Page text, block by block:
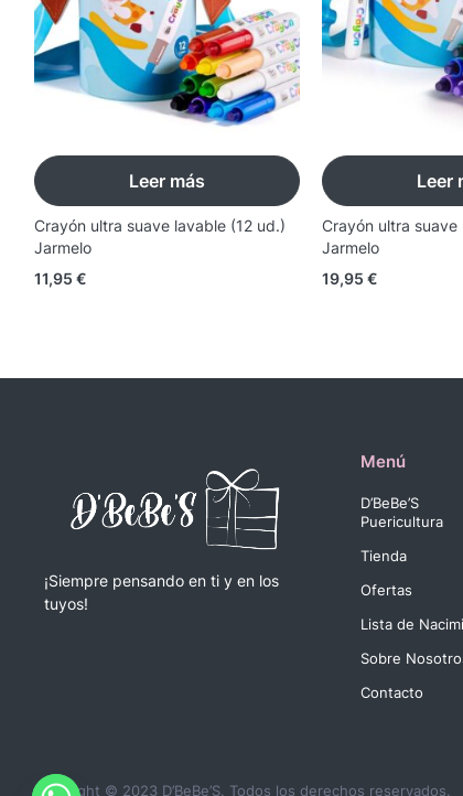
Leer más
Crayón ultra suave lavable (12 ud.)
Jarmelo
11,95 €
Leer
Crayón ultra
Jarmelo
19,95 €
¡Siempre pensando en ti y en los
tuyos!
Menú
D’BeBe’S
Puericultura
Tienda
Ofertas
Lista de
Sobre
Contacto
Copyright © 2023 D’BeBe’S. Todos los derechos reservados.